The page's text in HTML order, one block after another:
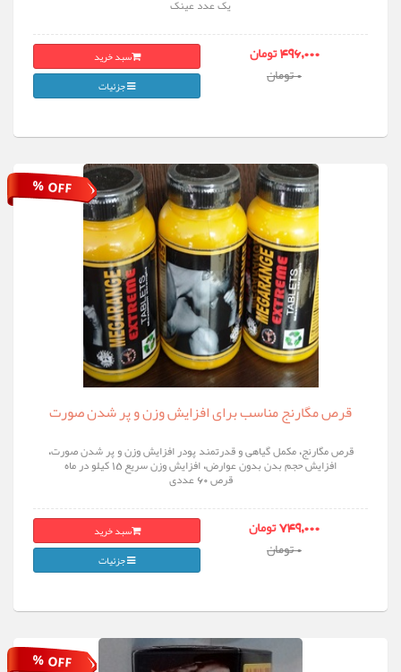
یک عدد عینک
496,000 تومان
0 تومان
سبد خرید
جزئیات
% OFF
قرص مگارنج مناسب برای افزایش وزن و پر شدن صورت
قرص مگارنج، مکمل گیاهی و قدرتمند پودر افزایش وزن و پر شدن صورت،
افزایش حجم بدن بدون عوارض، افزایش وزن سریع 15 کیلو در ماه
قرص 60 عددی
749,000 تومان
0 تومان
سبد خرید
جزئیات
% OFF